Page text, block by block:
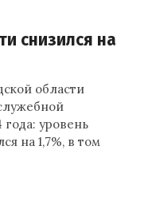
снизился на
области
года: уровень
на 1,7%, в том